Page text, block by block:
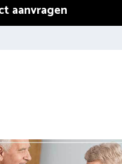
aanvragen